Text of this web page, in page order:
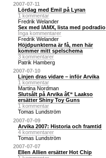
2007-07-11
Lördag med Emil på Lyran
1 kommentar
Fredrik Welander
Sex med IAMX, lista med podradio
Inga kommentarer
Fredrik Welander
Höjdpunkterna är få, men här
kommer mitt spelschema
3 kommentarer
Patrik Hamberg
2007-07-10
Linjen dras vidare – inför Arvika
1 kommentar
Martina Nordman
Slutsålt på Arvika â€“ Laakso
ersätter Shiny Toy Guns
1 kommentar
Tomas Lundström
2007-07-09
Arvika 2007: Historia och framtid
4 kommentarer
Tomas Lundström
2007-07-07
Ellen Allien ersätter Hot Chip